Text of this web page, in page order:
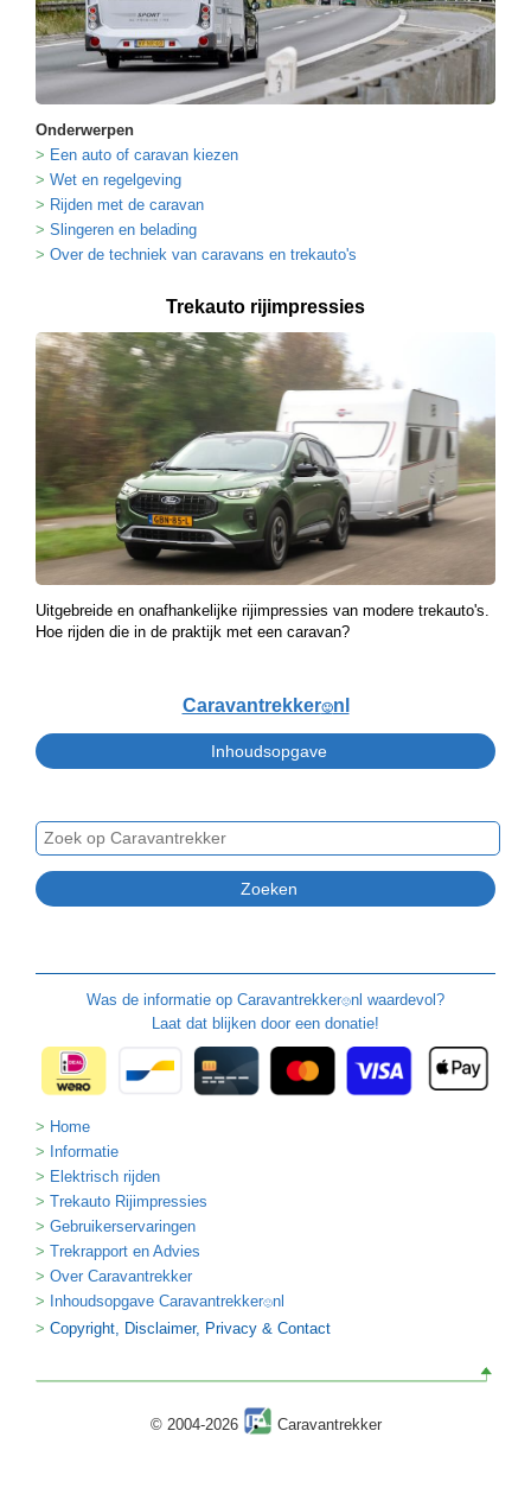
Onderwerpen
Een auto of caravan kiezen
Wet en regelgeving
Rijden met de caravan
Slingeren en belading
Over de techniek van caravans en trekauto's
Trekauto rijimpressies
Uitgebreide en onafhankelijke rijimpressies van modere trekauto's.
Hoe rijden die in de praktijk met een caravan?
Caravantrekker🙂nl
Was de informatie op Caravantrekker🙂nl waardevol?
Laat dat blijken door een donatie!
Home
Informatie
Elektrisch rijden
Trekauto Rijimpressies
Gebruikerservaringen
Trekrapport en Advies
Over Caravantrekker
Inhoudsopgave Caravantrekker🙂nl
Copyright, Disclaimer, Privacy & Contact
© 2004-2026 Caravantrekker